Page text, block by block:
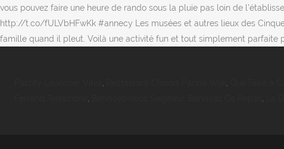
vous pouvez faire une heure de rando sous la pluie pas loin de
http://t.co/fULVbHFwKk #annecy Les musées et autres lieux des
famille quand il pleut. Voilà une activité fun et tout simplement parfaite